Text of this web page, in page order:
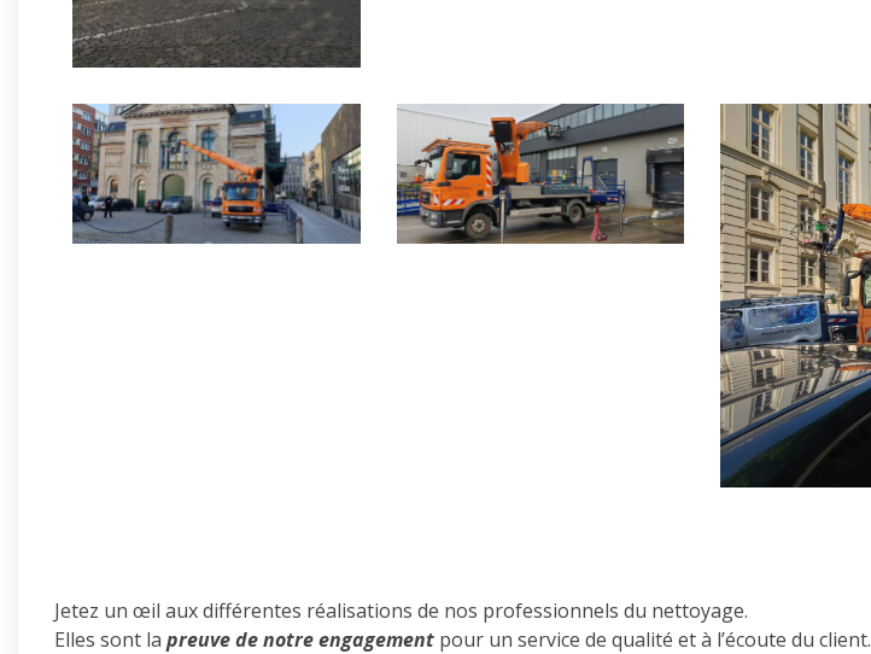
Jetez un œil aux différentes réalisations de nos professionnels du nettoyage.
Elles sont la preuve de notre engagement pour un service de qualité et à l’écoute du client.